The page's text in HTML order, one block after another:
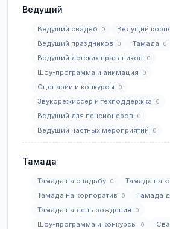
Ведущий
Ведущий свадеб 0 Ведущий
Ведущий праздников 0 Тамада 0
Ведущий детских праздников 0
Шоу-программа и анимация 0
Сценарии и конкурсы 0
Звукорежиссер и техподдержка 0
Ведущий для пенсионеров 0
Ведущий частных мероприятий 0
Тамада
Тамада на свадьбу 0 Тамада на
Тамада на корпоратив 0 Тамада
Тамада на день рождения 0
Шоу-программа и конкурсы 0